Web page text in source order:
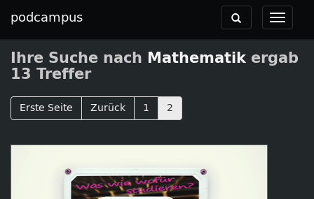
podcampus
Toggle
Toggle
navigation
Ihre Suche nach Mathematik ergab
13 Treffer
Erste Seite Zurück 1 2